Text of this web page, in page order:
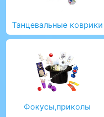
Танцевальные коврики
Фокусы,приколы